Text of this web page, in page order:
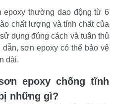
epoxy thường dao động từ 6
chất lượng và tính chất của
dụng đúng cách và tuân thủ
sơn epoxy có thể bảo vệ
dài.
epoxy chống tĩnh
những gì?